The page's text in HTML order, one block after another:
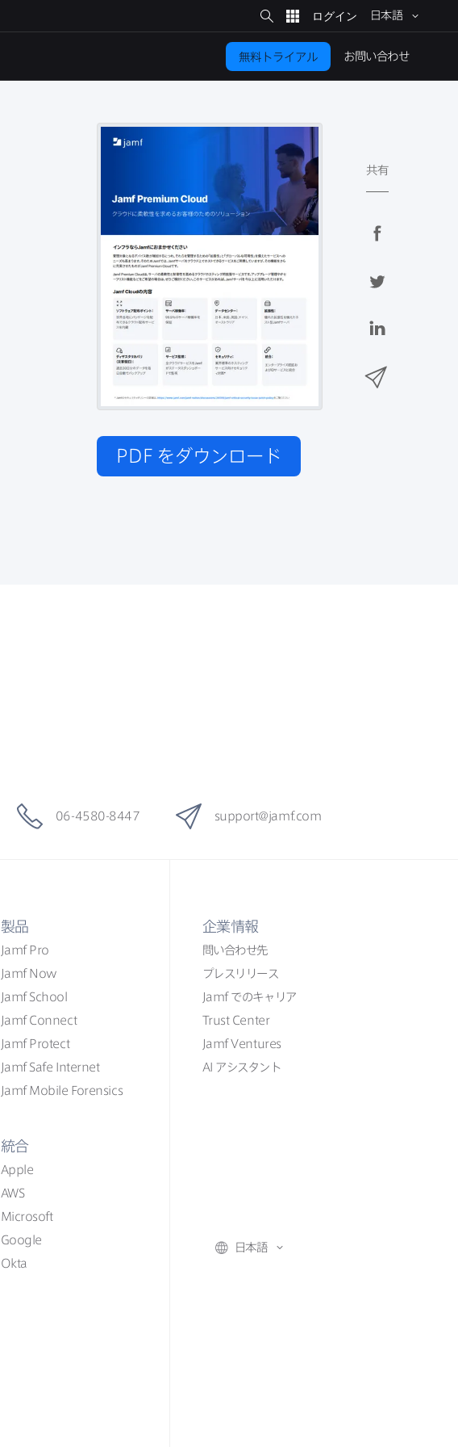
サ
イ
ト
検
索
日本語
無料トライアル お問い​合わせ
PDF をダウンロード
共有
06-4580-8447 support@jamf. com
製品
Jamf Pro
Jamf Now
Jamf School
Jamf Connect
Jamf Protect
Jamf Safe Internet
Jamf Mobile Forensics
統合
Apple
AWS
Microsoft
Google
Okta
企業情報
問い​合わせ先
プレスリリース
Jamf での​​キャリア
Trust Center
Jamf Ventures
AI アシスタント
日本語